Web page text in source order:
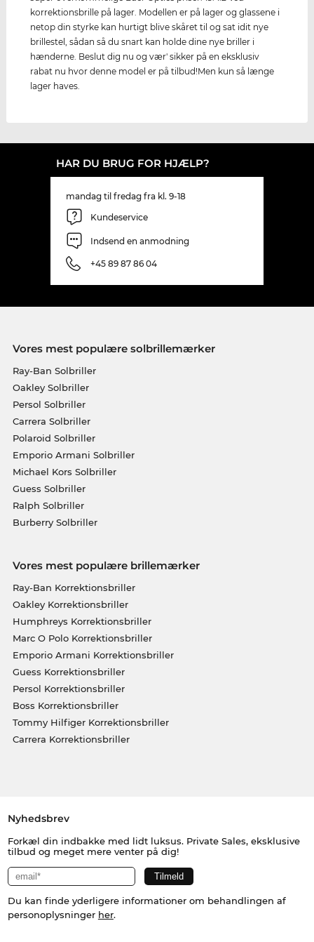
korrektionsbrille på lager. Modellen er på lager og glassene i
netop din styrke kan hurtigt blive skåret til og sat idit nye
brillestel, sådan så du snart kan holde dine nye briller i
hænderne. Beslut dig nu og vær' sikker på en eksklusiv
rabat nu hvor denne model er på tilbud!Men kun så længe
lager haves.
HAR DU BRUG FOR HJÆLP?
mandag til fredag fra kl. 9-18
Kundeservice
Indsend en anmodning
+45 89 87 86 04
Vores mest populære solbrillemærker
Ray-Ban Solbriller
Oakley Solbriller
Persol Solbriller
Carrera Solbriller
Polaroid Solbriller
Emporio Armani Solbriller
Michael Kors Solbriller
Guess Solbriller
Ralph Solbriller
Burberry Solbriller
Vores mest populære brillemærker
Ray-Ban Korrektionsbriller
Oakley Korrektionsbriller
Humphreys Korrektionsbriller
Marc O Polo Korrektionsbriller
Emporio Armani Korrektionsbriller
Guess Korrektionsbriller
Persol Korrektionsbriller
Boss Korrektionsbriller
Tommy Hilfiger Korrektionsbriller
Carrera Korrektionsbriller
Nyhedsbrev
Forkæl din indbakke med lidt luksus. Private Sales, eksklusive
tilbud og meget mere venter på dig!
Du kan finde yderligere informationer om behandlingen af
personoplysninger her.